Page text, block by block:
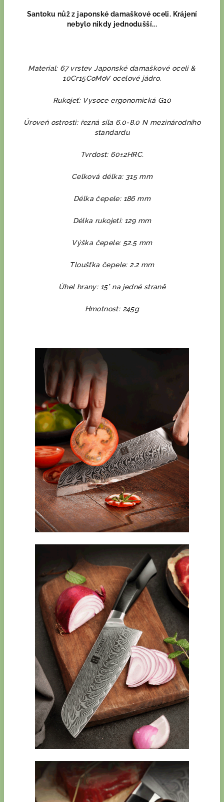
Santoku nůž z japonské damaškové oceli. Krájení
nebylo nikdy jednodušší...
Material: 67 vrstev Japonské damaškové oceli &
10Cr15CoMoV ocelové jádro.
Rukojeť: Vysoce ergonomická G10
Úroveň ostrosti: řezná síla 6.0-8.0 N mezinárodního
standardu
Tvrdost: 60±2HRC.
Celková délka: 315 mm
Délka čepele: 186 mm
Délka rukojeti: 129 mm
Výška čepele: 52.5 mm
Tloušťka čepele: 2.2 mm
Úhel hrany: 15° na jedné straně
Hmotnost: 245g